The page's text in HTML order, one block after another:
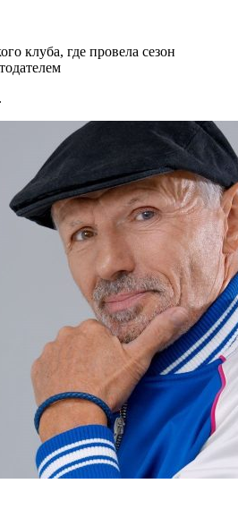
клуба, где провела сезон